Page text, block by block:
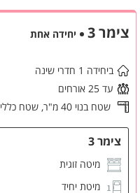
מטבחון
מסך LCD
מזגן
שידות לאחסון
חדר רחצה פרטי
צימר 3 יחידה אחת
ביחידה 1 חדרי שינה
עד 25 אורחים
שטח בנוי 40 מ"ר,
שטח כללי 1000 מ"ר
צימר 3
מיטה זוגית
מיטת יחיד